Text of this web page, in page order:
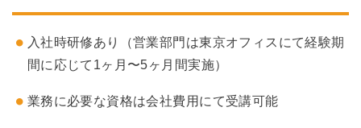
入社時研修あり（営業部門は東京オフィスにて経験期
間に応じて1ヶ月〜5ヶ月間実施）
業務に必要な資格は会社費用にて受講可能